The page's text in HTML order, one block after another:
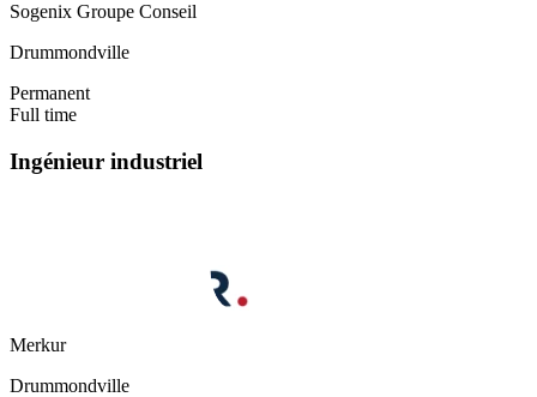
Sogenix Groupe Conseil
Drummondville
Permanent
Full time
Ingénieur industriel
Merkur
Drummondville